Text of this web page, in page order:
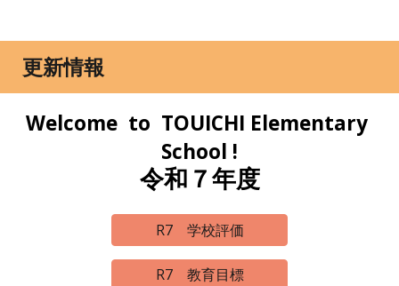
更新情報
Welcome to TOUICHI Elementary
School !
令和７年度
R7 学校評価
R7 教育目標